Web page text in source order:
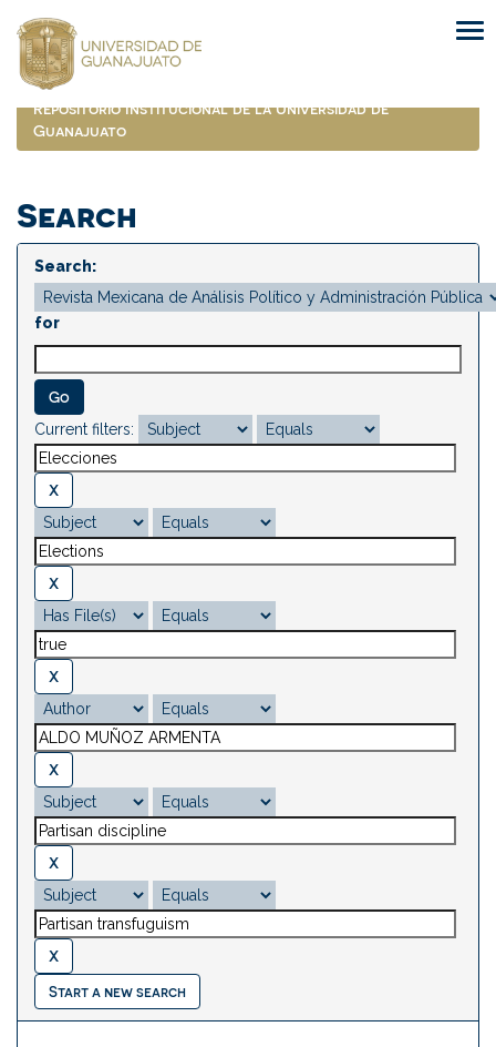
navigation
Repositorio Institucional de la Universidad de
Guanajuato
Search
Search:
for
Current filters:
Start a new search